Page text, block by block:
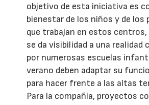
objetivo de esta iniciativa es
bienestar de los niños y de los
que trabajan en estos centros,
se da visibilidad a una realidad
por numerosas escuelas
verano deben adaptar su
para hacer frente a las altas
Para la compañía, proyectos